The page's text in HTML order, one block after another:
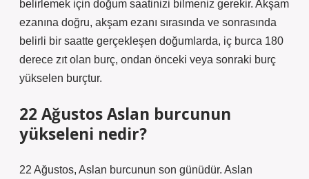
belirlemek için doğum saatinizi bilmeniz gerekir. Akşam
ezanına doğru, akşam ezanı sırasında ve sonrasında
belirli bir saatte gerçekleşen doğumlarda, iç burca 180
derece zıt olan burç, ondan önceki veya sonraki burç
yükselen burçtur.
22 Ağustos Aslan burcunun
yükseleni nedir?
22 Ağustos, Aslan burcunun son günüdür. Aslan